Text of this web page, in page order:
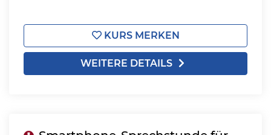
KURS MERKEN
WEITERE DETAILS